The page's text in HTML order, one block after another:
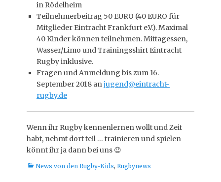
in Rödelheim
Teilnehmerbeitrag 50 EURO (40 EURO für
Mitglieder Eintracht Frankfurt e.V.). Maximal
40 Kinder können teilnehmen. Mittagessen,
Wasser/Limo und Trainingsshirt Eintracht
Rugby inklusive.
Fragen und Anmeldung bis zum 16.
September 2018 anjugend@eintracht-
rugby.de
Wenn ihr Rugby kennenlernen wollt und Zeit
habt, nehmt dort teil … trainieren und spielen
könnt ihr ja dann bei uns 😉
Kategorien
News von den Rugby-Kids, Rugbynews